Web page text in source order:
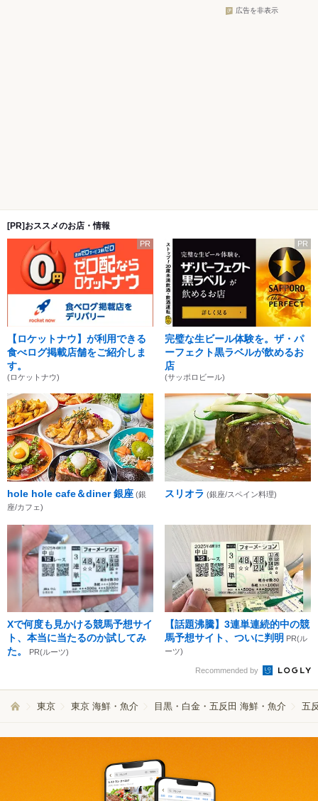
広告を非表示
[PR]おススメのお店・情報
PR
【ロケットナウ】が利用できる
食べログ掲載店舗をご紹介しま
す。
(ロケットナウ)
PR
完璧な生ビール体験を。ザ・パ
ーフェクト黒ラベルが飲めるお
店
(サッポロビール)
hole hole cafe＆diner 銀座 (銀
座/カフェ)
スリオラ (銀座/スペイン料理)
Xで何度も見かける競馬予想サイ
ト、本当に当たるのか試してみ
た。
PR(ルーツ)
【話題沸騰】3連単連続的中の競
馬予想サイト、ついに判明 PR(ル
ーツ)
Recommended by
東京 東京 海鮮・魚介 目黒・白金・五反田 海鮮・魚介 五